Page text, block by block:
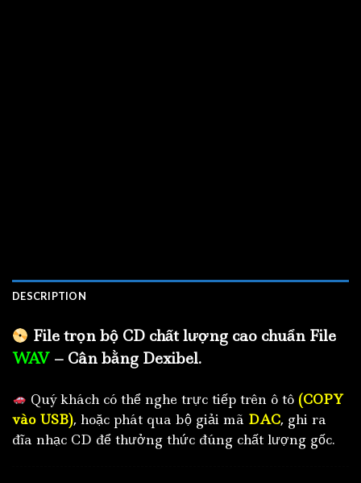
DESCRIPTION
File trọn bộ CD chất lượng cao chuẩn File
WAV – Cân bằng Dexibel.
Quý khách có thể nghe trực tiếp trên ô tô (COPY
vào USB), hoặc phát qua bộ giải mã DAC, ghi ra
đĩa nhạc CD để thưởng thức đúng chất lượng gốc.